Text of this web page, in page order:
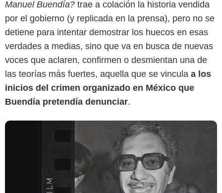
Manuel Buendía? trae a colación la historia vendida
por el gobierno (y replicada en la prensa), pero no se
detiene para intentar demostrar los huecos en esas
verdades a medias, sino que va en busca de nuevas
voces que aclaren, confirmen o desmientan una de
las teorías más fuertes, aquella que se vincula a los
inicios del crimen organizado en México que
Buendía pretendía denunciar.